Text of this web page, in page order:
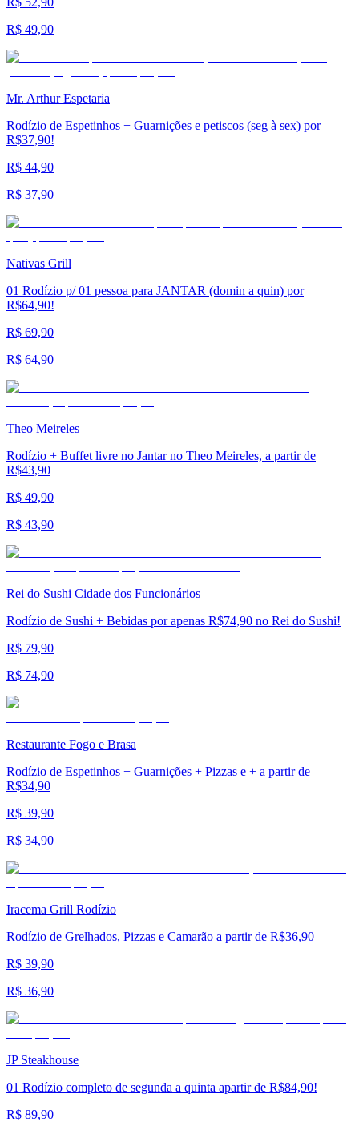
R$ 49,90
Mr. Arthur Espetaria
Rodízio de Espetinhos + Guarnições e petiscos (seg à sex) por
R$37,90!
R$ 44,90
R$ 37,90
Nativas Grill
01 Rodízio p/ 01 pessoa para JANTAR (domin a quin) por
R$64,90!
R$ 69,90
R$ 64,90
Theo Meireles
Rodízio + Buffet livre no Jantar no Theo Meireles, a partir de
R$43,90
R$ 49,90
R$ 43,90
Rei do Sushi Cidade dos Funcionários
Rodízio de Sushi + Bebidas por apenas R$74,90 no Rei do Sushi!
R$ 79,90
R$ 74,90
Restaurante Fogo e Brasa
Rodízio de Espetinhos + Guarnições + Pizzas e + a partir de
R$34,90
R$ 39,90
R$ 34,90
Iracema Grill Rodízio
Rodízio de Grelhados, Pizzas e Camarão a partir de R$36,90
R$ 39,90
R$ 36,90
JP Steakhouse
01 Rodízio completo de segunda a quinta apartir de R$84,90!
R$ 89,90